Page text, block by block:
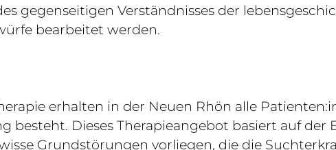
gegenseitigen Verständnisses der
bearbeitet werden.
erhalten in der Neuen Rhön alle
besteht. Dieses Therapieangebot basiert auf der
Grundstörungen vorliegen, die die